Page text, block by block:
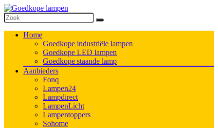
Home
Goedkope industriële lampen
Goedkope LED lampen
Goedkope staande lamp
Aanbieders
Fonq
Lampen24
Lampdirect
LampenLicht
Lampentoppers
Sohome